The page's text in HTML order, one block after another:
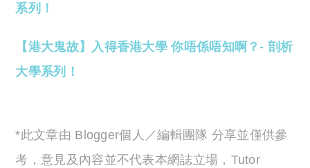
系列！
【港大鬼故】入得香港大學 你唔係唔知啊？- 剖析
大學系列！
*此文章由 Blogger個人／編輯團隊 分享並僅供參
考，意見及內容並不代表本網誌立場，Tutor